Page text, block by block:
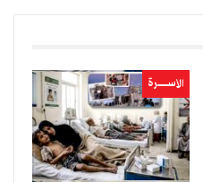
الأســــــرة